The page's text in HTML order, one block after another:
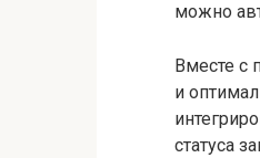
можно
Вместе с
и
статуса